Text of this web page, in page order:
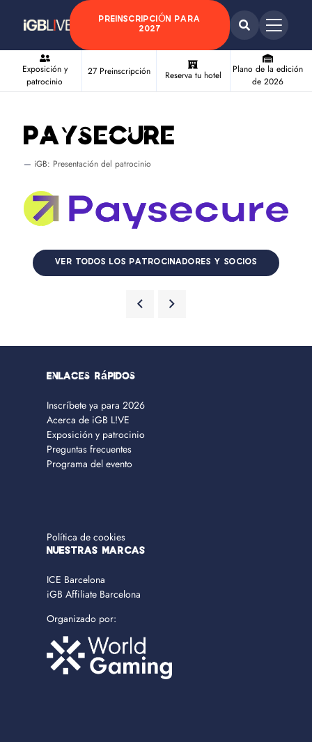
PREINSCRIPCIÓN PARA
2027
Exposición y
patrocinio
27 Preinscripción Reserva tu hotel
Plano de la edición
de 2026
Paysecure
iGB: Presentación del patrocinio
VER TODOS LOS PATROCINADORES Y SOCIOS
Enlaces rápidos
Inscríbete ya para 2026
Acerca de iGB L!VE
Exposición y patrocinio
Preguntas frecuentes
Programa del evento
Política de cookies
NUESTRAS MARCAS
ICE Barcelona
iGB Affiliate Barcelona
Organizado por: